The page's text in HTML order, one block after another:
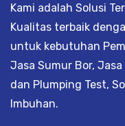
Kami adalah Solusi
Kualitas terbaik
untuk kebutuhan
Jasa Sumur Bor,
dan Plumping Test,
Imbuhan.